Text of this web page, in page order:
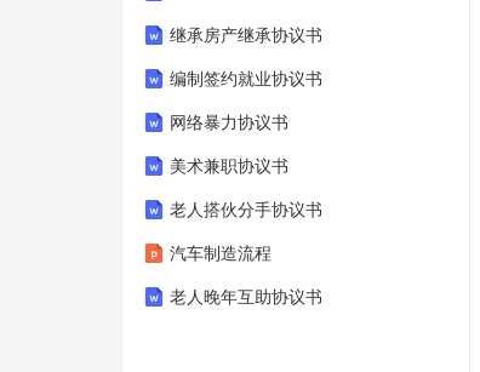
继承房产继承协议书
编制签约就业协议书
网络暴力协议书
美术兼职协议书
老人搭伙分手协议书
汽车制造流程
老人晚年互助协议书